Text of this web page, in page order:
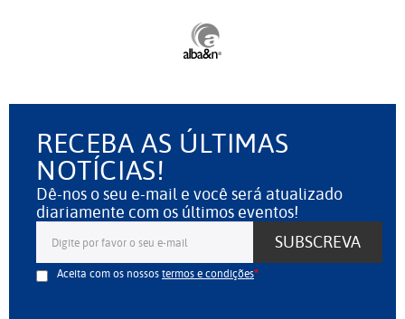
RECEBA AS ÚLTIMAS
NOTÍCIAS!
Dê-nos o seu e-mail e você será atualizado
diariamente com os últimos eventos!
SUBSCREVA
Aceita com os nossostermos e condições